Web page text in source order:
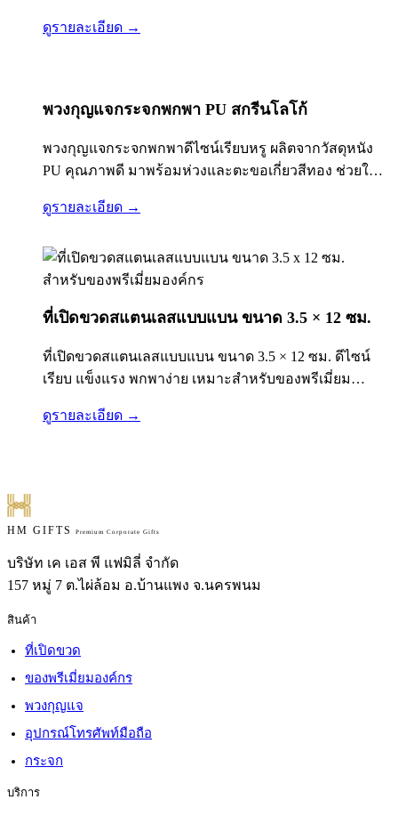
ระลึก รองรับงานสกรีน UV และเลเซอร์โลโก้…
ดูรายละเอียด →
พวงกุญแจกระจกพกพา PU สกรีนโลโก้
พวงกุญแจกระจกพกพาดีไซน์เรียบหรู ผลิตจากวัสดุหนัง
PU คุณภาพดี มาพร้อมห่วงและตะขอเกี่ยวสีทอง ช่วยให้
สำหรับใช้เป็นของพรีเมียม ของแจกโปรโมชั่น หรือของ
สินค้า • ผลิตจากหนัง PU…
ดูรายละเอียด →
ที่เปิดขวดสแตนเลสแบบแบน ขนาด 3.5 × 12 ซม.
ที่เปิดขวดสแตนเลสแบบแบน ขนาด 3.5 × 12 ซม. ดีไซน์
เรียบ แข็งแรง พกพาง่าย เหมาะสำหรับของพรีเมี่ยม
ระลึก สามารถใส่โลโก้แบรนด์ได้
ดูรายละเอียด →
HM GIFTS Premium Corporate Gifts
บริษัท เค เอส พี แฟมิลี่ จำกัด
157 หมู่ 7 ต.ไผ่ล้อม อ.บ้านแพง จ.นครพนม
สินค้า
ที่เปิดขวด
ของพรีเมี่ยมองค์กร
พวงกุญแจ
อุปกรณ์โทรศัพท์มือถือ
กระจก
บริการ